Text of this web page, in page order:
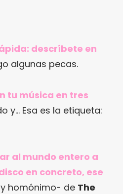
descríbete en
algunas pecas.
tu música en tres
y… Esa es la etiqueta:
al mundo entero a
en concreto, ese
homónimo- de The